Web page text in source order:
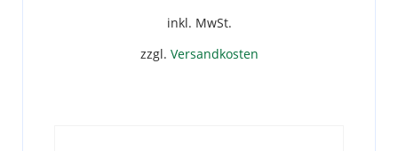
inkl. MwSt.
zzgl. Versandkosten